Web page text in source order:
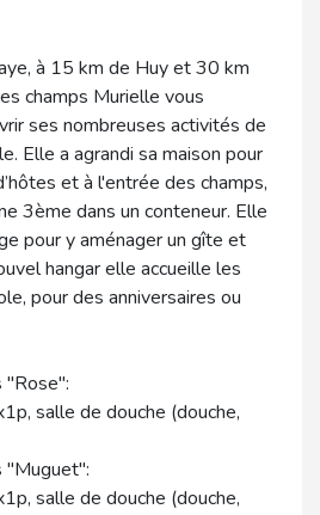
à 15 km de Huy et 30 km
champs Murielle vous
ses nombreuses activités de
Elle a agrandi sa maison pour
et à l'entrée des champs,
3ème dans un conteneur. Elle
pour y aménager un gîte et
hangar elle accueille les
pour des anniversaires ou
"Rose":
salle de douche (douche,
"Muguet":
salle de douche (douche,